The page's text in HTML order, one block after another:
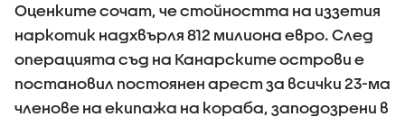
Оценките сочат, че стойността на иззетия
наркотик надхвърля 812 милиона евро. След
операцията съд на Канарските острови е
постановил постоянен арест за всички 23-ма
членове на екипажа на кораба, заподозрени в